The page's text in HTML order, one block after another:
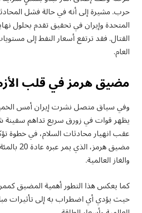
حرب. مشيرة إلى أنه في حالة فشل
المتحدة وإيران في تحقيق تقدم بحلول
القتال. فقد ترتفع أسعار النفط إلى
العام.
مضيق هرمز في قلب
وفي سياق متصل نشرت إيران أمس
يظهر قوات في زورق سريع تداهم
عقب انهيار محادثات السلام، في خطوة
مضيق
والغاز العالمية.
كما يعكس هذا التطور أهمية المضيق
حيث يؤدي أي اضطراب به إلى تأثيرات